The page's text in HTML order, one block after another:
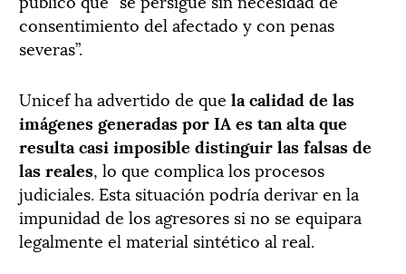
consentimiento del afectado y con penas
severas”.
Unicef ha advertido de que la calidad de las
imágenes generadas por IA es tan alta que
resulta casi imposible distinguir las falsas de
las reales, lo que complica los procesos
judiciales. Esta situación podría derivar en la
impunidad de los agresores si no se equipara
legalmente el material sintético al real.